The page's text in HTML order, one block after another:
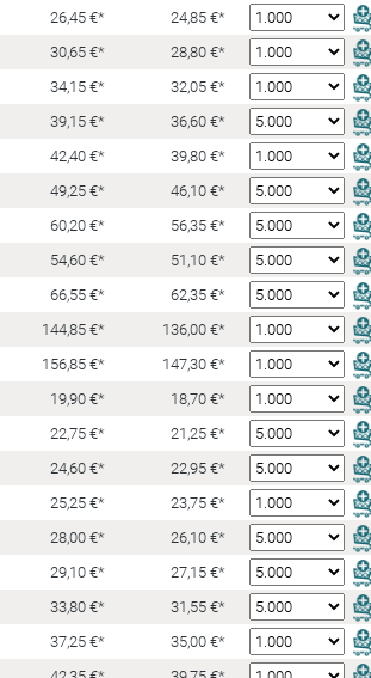
26,45 €*
24,85 €*
30,65 €*
28,80 €*
34,15 €*
32,05 €*
39,15 €*
36,60 €*
42,40 €*
39,80 €*
49,25 €*
46,10 €*
60,20 €*
56,35 €*
54,60 €*
51,10 €*
66,55 €*
62,35 €*
144,85 €*
136,00 €*
156,85 €*
147,30 €*
19,90 €*
18,70 €*
22,75 €*
21,25 €*
24,60 €*
22,95 €*
25,25 €*
23,75 €*
28,00 €*
26,10 €*
29,10 €*
27,15 €*
33,80 €*
31,55 €*
37,25 €*
35,00 €*